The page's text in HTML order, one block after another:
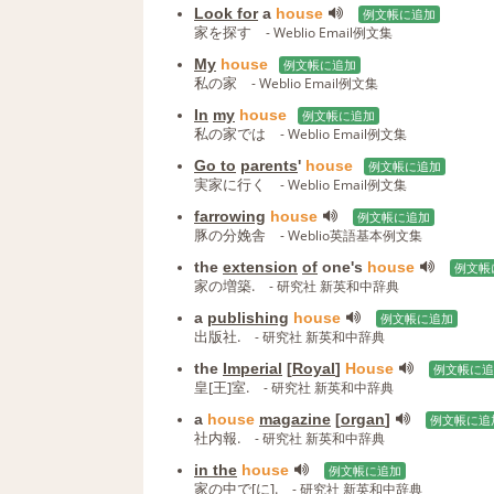
Look fora house 例文帳に追加
家を探す - Weblio Email例文集
My house 例文帳に追加
私の家 - Weblio Email例文集
In my house 例文帳に追加
私の家では - Weblio Email例文集
Go to parents' house 例文帳に追加
実家に行く - Weblio Email例文集
farrowing house 例文帳に追加
豚の分娩舎 - Weblio英語基本例文集
the extension of one's house 例文帳
家の増築. - 研究社 新英和中辞典
a publishing house 例文帳に追加
出版社. - 研究社 新英和中辞典
the Imperial [Royal] House 例文帳に
皇[王]室. - 研究社 新英和中辞典
a house magazine [organ] 例文帳に追
社内報. - 研究社 新英和中辞典
in the house 例文帳に追加
家の中で[に]. - 研究社 新英和中辞典